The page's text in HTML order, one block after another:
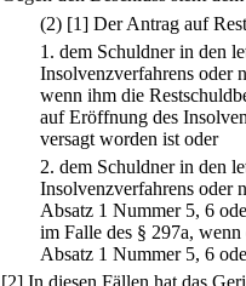
(2) [1] Der Antrag auf
1. dem Schuldner in den
Insolvenzverfahrens oder
wenn ihm die
auf Eröffnung des
versagt worden ist oder
2. dem Schuldner in den
Insolvenzverfahrens oder
Absatz 1 Nummer 5, 6
im Falle des § 297a,
Absatz 1 Nummer 5, 6